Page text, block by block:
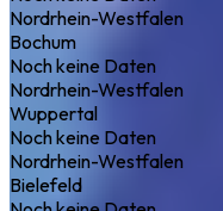
Nordrhein-Westfalen
Bochum
Noch keine Daten
Nordrhein-Westfalen
Wuppertal
Noch keine Daten
Nordrhein-Westfalen
Bielefeld